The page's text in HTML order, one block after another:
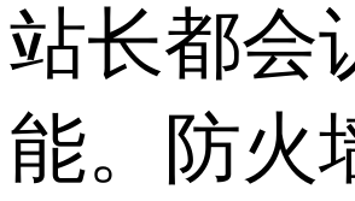
站长都会
能。防火